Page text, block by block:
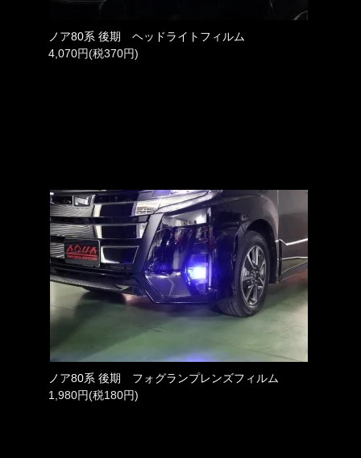
ノア80系 後期 ヘッドライトフィルム
4,070円(税370円)
ノア80系 後期 フォグランプレンズフィルム
1,980円(税180円)